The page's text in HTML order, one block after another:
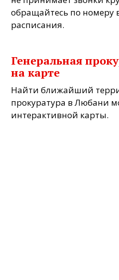
обращайтесь по номеру
расписания.
Генеральная
на карте
Найти ближайший
прокуратура в Любани
интерактивной карты.